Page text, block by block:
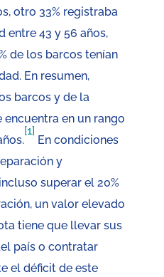
otro 33% registraba
entre 43 y 56 años,
de los barcos tenían
En resumen,
barcos y de la
en un rango
[1]
En condiciones
y
superar el 20%
un valor elevado
tiene que llevar sus
país o contratar
el déficit de este